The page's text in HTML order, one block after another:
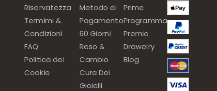
Riservatezza
Termimi &
Condizioni
FAQ
Politica dei
Cookie
Metodo di
Pagamento
60 Giorni
Reso &
Cambio
Cura Dei
Gioielli
Prime
Programma
Premio
Drawelry
Blog